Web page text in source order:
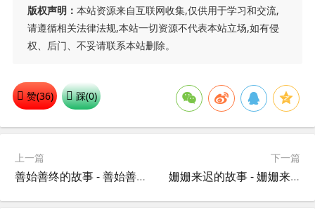
版权声明： 本站资源来自互联网收集,仅供用于学习和交流,
请遵循相关法律法规,本站一切资源不代表本站立场,如有侵
权、后门、不妥请联系本站删除。
赞(36) 踩(0)
上一篇
善始善终的故事 - 善始善终典故 - 成语故事
下一篇
姗姗来迟的故事 - 姗姗来迟典故 - 成语故事